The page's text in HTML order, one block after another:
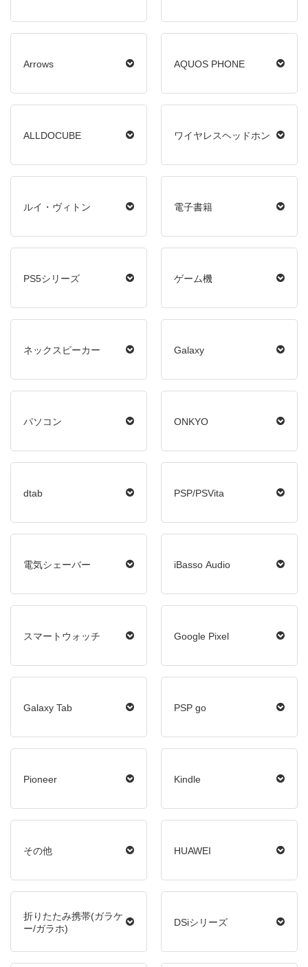
Arrows AQUOS PHONE
ALLDOCUBE ワイヤレスヘッドホン
ルイ・ヴィトン 電子書籍
PS5シリーズ ゲーム機
ネックスピーカー Galaxy
パソコン ONKYO
dtab PSP/PSVita
電気シェーバー iBasso Audio
スマートウォッチ Google Pixel
Galaxy Tab PSP go
Pioneer Kindle
その他 HUAWEI
折りたたみ携帯(ガラケ
ー/ガラホ)
DSiシリーズ